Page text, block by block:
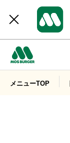
メニューTOP